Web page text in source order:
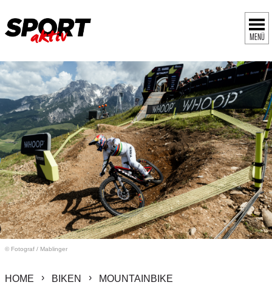
MENÜ
© Fotograf / Mablinger
HOME BIKEN MOUNTAINBIKE